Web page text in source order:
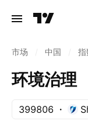
市场 中国 指
环境治理
399806